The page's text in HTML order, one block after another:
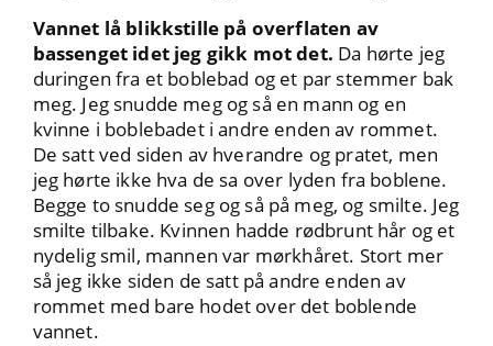
Vannet lå blikkstille på overflaten av
bassenget idet jeg gikk mot det. Da hørte jeg
duringen fra et boblebad og et par stemmer bak
meg. Jeg snudde meg og så en mann og en
kvinne i boblebadet i andre enden av rommet.
De satt ved siden av hverandre og pratet, men
jeg hørte ikke hva de sa over lyden fra boblene.
Begge to snudde seg og så på meg, og smilte. Jeg
smilte tilbake. Kvinnen hadde rødbrunt hår og et
nydelig smil, mannen var mørkhåret. Stort mer
så jeg ikke siden de satt på andre enden av
rommet med bare hodet over det boblende
vannet.